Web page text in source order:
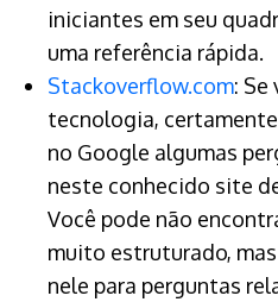
iniciantes em seu
uma referência rápida.
Stackoverflow.com: Se
tecnologia,
no Google algumas
neste conhecido site
Você pode não
muito estruturado,
nele para perguntas